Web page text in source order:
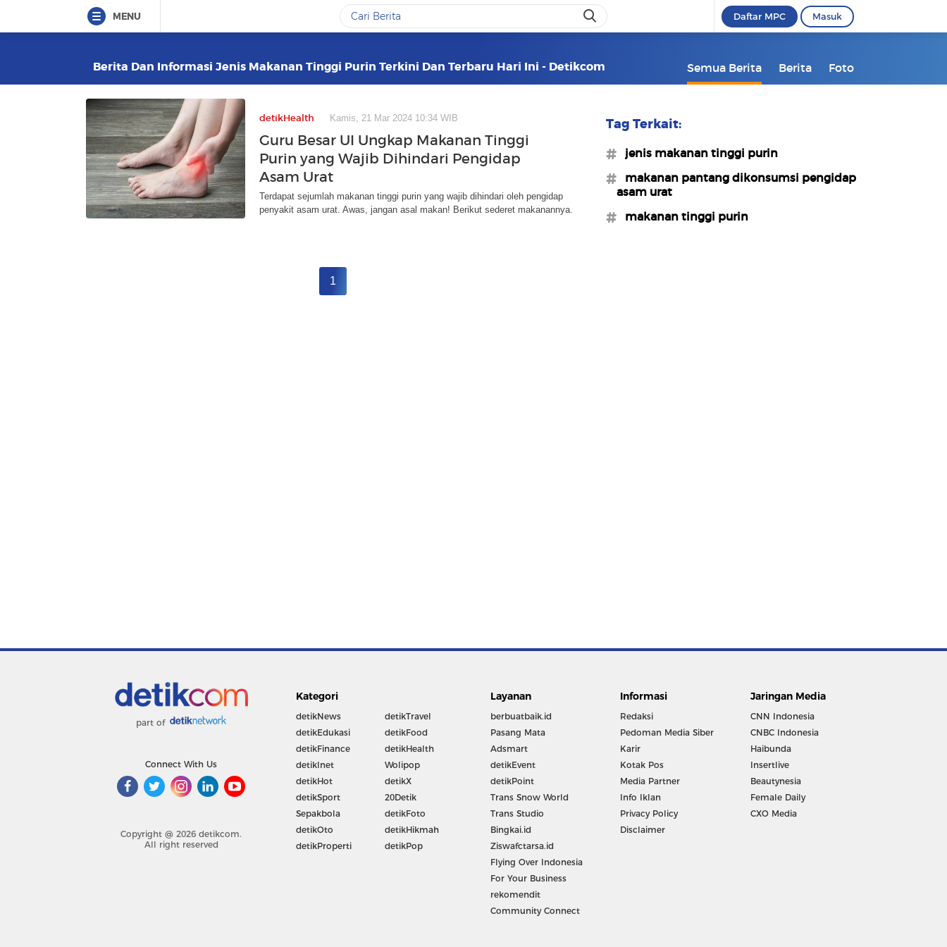
MENU Daftar MPC Masuk
Berita Dan Informasi Jenis Makanan Tinggi Purin Terkini Dan Terbaru Hari Ini - Detikcom Semua Berita Berita Foto
detikHealth Kamis, 21 Mar 2024 10:34 WIB
Guru Besar UI Ungkap Makanan Tinggi
Purin yang Wajib Dihindari Pengidap
Asam Urat
Terdapat sejumlah makanan tinggi purin yang wajib dihindari oleh pengidap
penyakit asam urat. Awas, jangan asal makan! Berikut sederet makanannya.
1
Tag Terkait:
#jenis makanan tinggi purin
#makanan pantang dikonsumsi pengidap
asam urat
#makanan tinggi purin
part of
Connect With Us
Copyright @ 2026 detikcom.
All right reserved
Kategori
detikNews
detikEdukasi
detikFinance
detikInet
detikHot
detikSport
Sepakbola
detikOto
detikProperti
detikTravel
detikFood
detikHealth
Wolipop
detikX
20Detik
detikFoto
detikHikmah
detikPop
Layanan
berbuatbaik.id
Pasang Mata
Adsmart
detikEvent
detikPoint
Trans Snow World
Trans Studio
Bingkai.id
Ziswafctarsa.id
Flying Over Indonesia
For Your Business
rekomendit
Community Connect
Informasi
Redaksi
Pedoman Media Siber
Karir
Kotak Pos
Media Partner
Info Iklan
Privacy Policy
Disclaimer
Jaringan Media
CNN Indonesia
CNBC Indonesia
Haibunda
Insertlive
Beautynesia
Female Daily
CXO Media